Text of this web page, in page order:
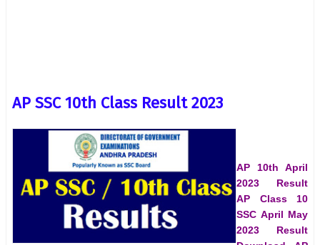
AP SSC 10th Class Result 2023
AP 10th April
2023 Result
AP Class 10
SSC April May
2023 Result